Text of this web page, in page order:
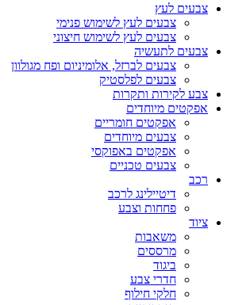
צבעים לעץ
צבעים לעץ לשימוש פנימי
צבעים לעץ לשימוש חיצוני
צבעים לתעשיה
צבעים לברזל, אלומיניום ופח מגולוון
צבעים לפלסטיק
צבע לקירות ותקרות
אפקטים מיוחדים
אפקטים חומריים
צבעים מיוחדים
אפקטים באפוקסי
צבעים טכניים
רכב
דיטיילינג לרכב
פחחות וצבע
ציוד
משאבות
מרססים
ביגוד
חדרי צבע
חלקי חילוף